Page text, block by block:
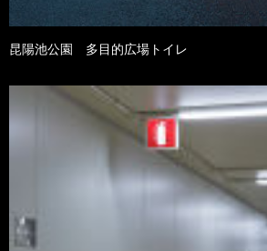
昆陽池公園 多目的広場トイレ